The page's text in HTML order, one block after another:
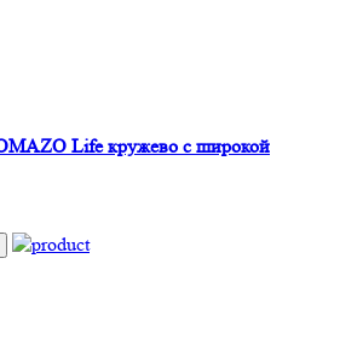
Life кружево с широкой